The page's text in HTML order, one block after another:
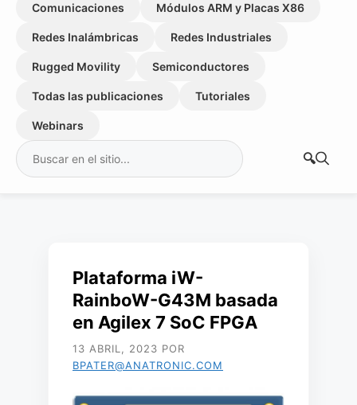
Comunicaciones Módulos ARM y Placas X86
Redes Inalámbricas Redes Industriales
Rugged Movility Semiconductores
Todas las publicaciones Tutoriales
Webinars
Buscar:
Plataforma iW-
RainboW-G43M basada
en Agilex 7 SoC FPGA
13 ABRIL, 2023 POR
BPATER@ANATRONIC.COM